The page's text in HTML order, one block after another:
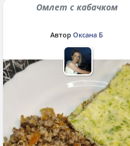
Омлет с кабачком
Автор Оксана Б